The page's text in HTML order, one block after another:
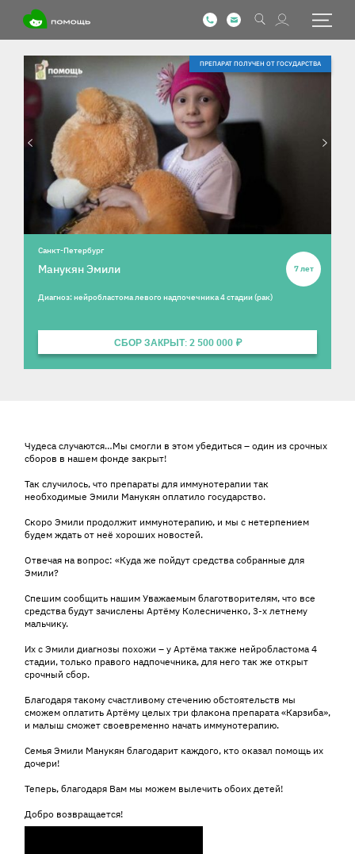
Информация о ребенке
Фотографии ребенка
ПРЕПАРАТ ПОЛУЧЕН ОТ ГОСУДАРСТВА
Санкт-Петербург
Манукян Эмили
Диагноз: нейробластома левого надпочечника 4 стадии (рак)
СБОР ЗАКРЫТ: 2 500 000 ₽
7 лет
Чудеса случаются…Мы смогли в этом убедиться – один из срочных
сборов в нашем фонде закрыт!
Так случилось, что препараты для иммунотерапии так
необходимые Эмили Манукян оплатило государство.
Скоро Эмили продолжит иммунотерапию, и мы с нетерпением
будем ждать от неё хороших новостей.
Отвечая на вопрос: «Куда же пойдут средства собранные для
Эмили?
Спешим сообщить нашим Уважаемым благотворителям, что все
средства будут зачислены Артёму Колесниченко, 3-х летнему
мальчику.
Их с Эмили диагнозы похожи – у Артёма также нейробластома 4
стадии, только правого надпочечника, для него так же открыт
срочный сбор.
Благодаря такому счастливому стечению обстоятельств мы
сможем оплатить Артёму целых три флакона препарата «Карзиба»,
и малыш сможет своевременно начать иммунотерапию.
Семья Эмили Манукян благодарит каждого, кто оказал помощь их
дочери!
Теперь, благодаря Вам мы можем вылечить обоих детей!
Добро возвращается!